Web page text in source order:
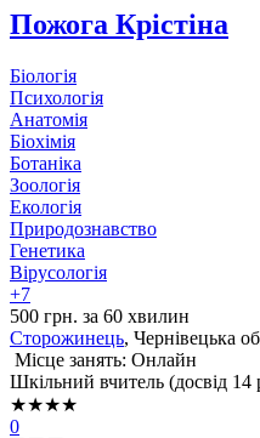
Пожога Крістіна
Біологія
Психологія
Анатомія
Біохімія
Ботаніка
Зоологія
Екологія
Природознавство
Генетика
Вірусологія
+7
500 грн. за 60 хвилин
Сторожинець, Чернівецька
Місце занять: Онлайн
Шкільний вчитель (досвід 14
★★★★
0